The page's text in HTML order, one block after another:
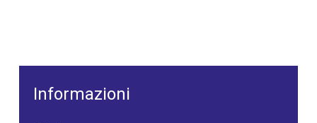
Informazioni